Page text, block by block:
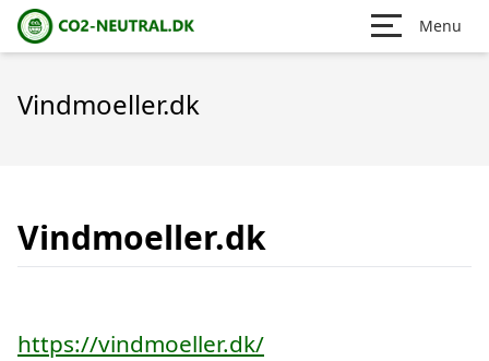
Menu
Vindmoeller.dk
Vindmoeller.dk
https://vindmoeller.dk/